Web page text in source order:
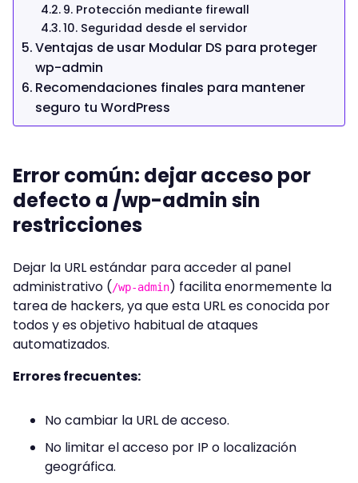
9. Protección mediante firewall
10. Seguridad desde el servidor
Ventajas de usar Modular DS para proteger
wp-admin
Recomendaciones finales para mantener
seguro tu WordPress
Error común: dejar acceso por
defecto a /wp-admin sin
restricciones
Dejar la URL estándar para acceder al panel
administrativo (/wp-admin) facilita enormemente la
tarea de hackers, ya que esta URL es conocida por
todos y es objetivo habitual de ataques
automatizados.
Errores frecuentes:
No cambiar la URL de acceso.
No limitar el acceso por IP o localización
geográfica.